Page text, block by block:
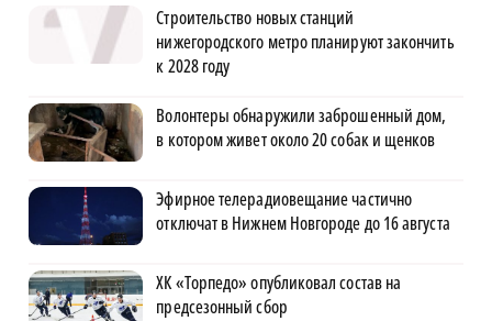
Строительство новых станций
нижегородского метро планируют закончить
к 2028 году
Волонтеры обнаружили заброшенный дом,
в котором живет около 20 собак и щенков
Эфирное телерадиовещание частично
отключат в Нижнем Новгороде до 16 августа
ХК «Торпедо» опубликовал состав на
предсезонный сбор